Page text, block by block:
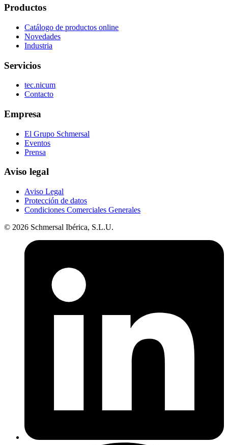
Productos
Catálogo de productos online
Novedades
Industria
Servicios
tec.nicum
Contacto
Empresa
El Grupo Schmersal
Eventos
Prensa
Aviso legal
Aviso Legal
Protección de datos
Condiciones Comerciales Generales
© 2026 Schmersal Ibérica, S.L.U.